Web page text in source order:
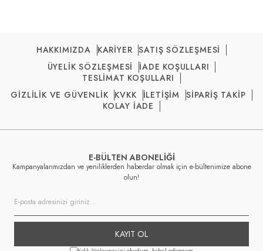
HAKKIMIZDA KARİYER SATIŞ SÖZLEŞMESİ
ÜYELİK SÖZLEŞMESİ
İADE KOŞULLARI
TESLİMAT KOŞULLARI
GİZLİLİK VE GÜVENLİK KVKK İLETİŞİM
SİPARİŞ TAKİP
KOLAY İADE
E-BÜLTEN ABONELİĞİ
Kampanyalarımızdan ve yeniliklerden haberdar olmak için e-bültenimize abone
olun!
KAYIT OL